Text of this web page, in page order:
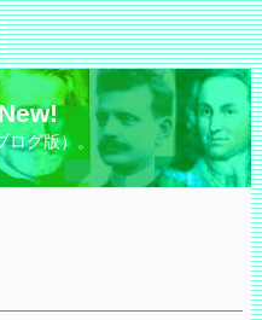
グ版）。